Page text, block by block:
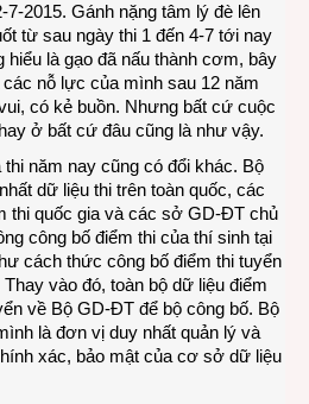
2015. Gánh nặng tâm lý đè lên
từ sau ngày thi 1 đến 4-7 tới nay
là gạo đã nấu thành cơm, bây
nỗ lực của mình sau 12 năm
có kẻ buồn. Nhưng bất cứ cuộc
ở bất cứ đâu cũng là như vậy.
năm nay cũng có đổi khác. Bộ
dữ liệu thi trên toàn quốc, các
thi quốc gia và các sở GD-ĐT chủ
công bố điểm thi của thí sinh tại
cách thức công bố điểm thi tuyển
vào đó, toàn bộ dữ liệu điểm
về Bộ GD-ĐT để bộ công bố. Bộ
là đơn vị duy nhất quản lý và
xác, bảo mật của cơ sở dữ liệu